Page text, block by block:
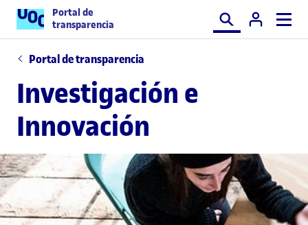
Portal de
transparencia
Buscar
Portal de transparencia
Investigación e
Innovación